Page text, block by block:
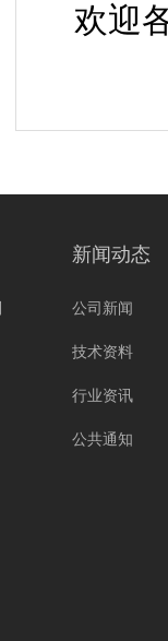
欢迎
新闻动态
公司新闻
技术资料
行业资讯
公共通知